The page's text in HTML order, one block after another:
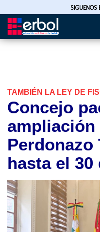
Pasar
SIGUENOS
TAMBIÉN LA LEY DE
Concejo
ampliación
hasta el